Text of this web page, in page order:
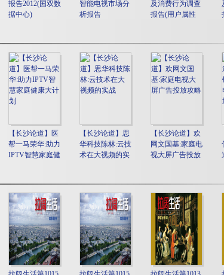
报告2012(国双数
据中心)
智能电视市场分
析报告
及消费行为调查
报告(用户属性
【长沙论道】医
帮一马荣华:助力
IPTV智慧家庭健
【长沙论道】思
华科技陈林:云技
术在大视频的实
【长沙论道】欢
网文国基:家庭电
视大屏广告投放